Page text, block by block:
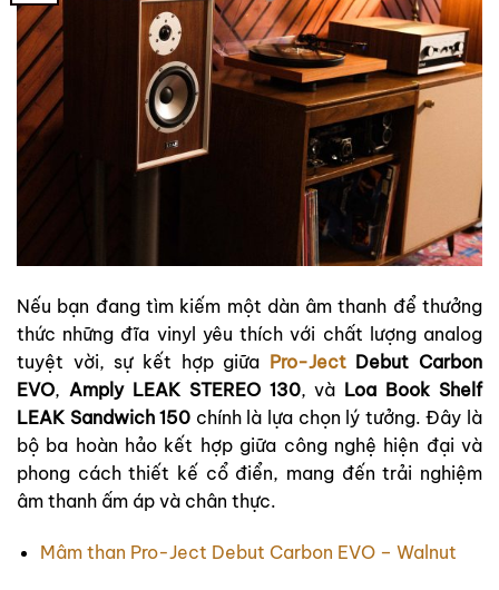
Nếu bạn đang tìm kiếm một dàn âm thanh để thưởng
thức những đĩa vinyl yêu thích với chất lượng analog
tuyệt vời, sự kết hợp giữa Pro-JectDebut Carbon
EVO, Amply LEAK STEREO 130, và Loa Book Shelf
LEAK Sandwich 150 chính là lựa chọn lý tưởng. Đây là
bộ ba hoàn hảo kết hợp giữa công nghệ hiện đại và
phong cách thiết kế cổ điển, mang đến trải nghiệm
âm thanh ấm áp và chân thực.
Mâm than Pro-Ject Debut Carbon EVO – Walnut